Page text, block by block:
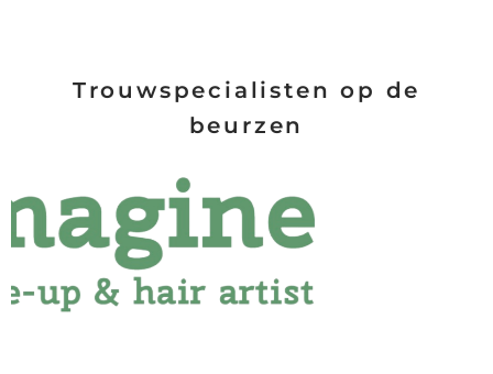
Trouwspecialisten op de
beurzen